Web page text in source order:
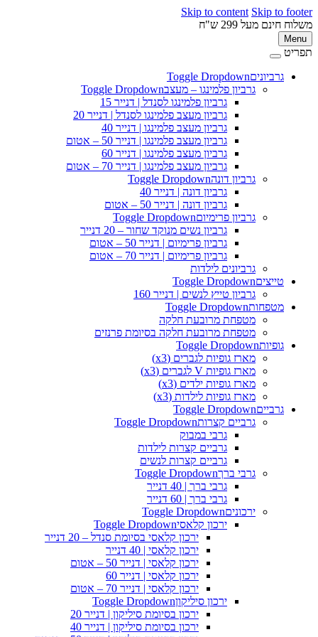
Skip to content Skip to
מעל 299 ש"ח
גרביוניםToggle Dropdown
גרביון פלמינגו – מעצבToggle Dropdown
גרביון פלמינגו לסנדל | דנייר 15
גרביון מעצב פלמינגו לסנדל | דנייר 20
גרביון מעצב פלמינגו | דנייר 40
גרביון מעצב פלמינגו | דנייר 50 – אטום
גרביון מעצב פלמינגו | דנייר 60
גרביון מעצב פלמינגו | דנייר 70 – אטום
גרביון דונהToggle Dropdown
גרביון דונה | דנייר 40
גרביון דונה | דנייר 50 – אטום
גרביון פרימיוםToggle Dropdown
גרביון נשים מנוקד שחור – 20 דנייר
גרביון פרימיום | דנייר 50 – אטום
גרביון פרימיום | דנייר 70 – אטום
גרביונים לילדות
טייצים Toggle Dropdown
גרביון טייץ לנשים | דנייר 160
מטפחותToggle Dropdown
מטפחת מרובעת חלקה
מטפחת מרובעת חלקה בסיומת פרנזים
גופיות
Toggle Dropdown
מארז גופיות לגברים (x3)
מארז גופיות V לגברים (x3)
מארז גופיות ילדים (x3)
מארז גופיות לילדות (x3)
גרביים Toggle Dropdown
גרביים קצרות Toggle Dropdown
גרבי במבוק
גרביים קצרות לילדות
גרביים קצרות לנשים
גרבי ברךToggle Dropdown
גרבי ברך | 40 דנייר
גרבי ברך | 60 דנייר
ירכוניםToggle Dropdown
ירכון קלאסי Toggle Dropdown
ירכון קלאסי בסיומת סנדל – 20 דנייר
ירכון קלאסי | 40 דנייר
ירכון קלאסי | דנייר 50 – אטום
ירכון קלאסי | דנייר 60
ירכון קלאסי | דנייר 70 – אטום
ירכון סיליקוןToggle Dropdown
ירכון בסיומת סיליקון | דנייר 20
ירכון בסיומת סיליקון | דנייר 40